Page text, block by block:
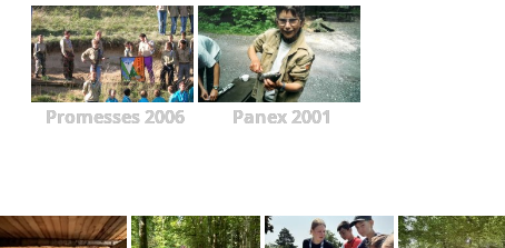
Promesses 2006 Panex 2001